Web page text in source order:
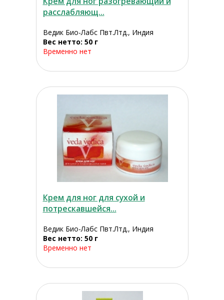
расслабляющ...
Ведик Био-Лабс Пвт.Лтд., Индия
Вес нетто: 50 г
Временно нет
Крем для ног для сухой и
потрескавшейся...
Ведик Био-Лабс Пвт.Лтд., Индия
Вес нетто: 50 г
Временно нет